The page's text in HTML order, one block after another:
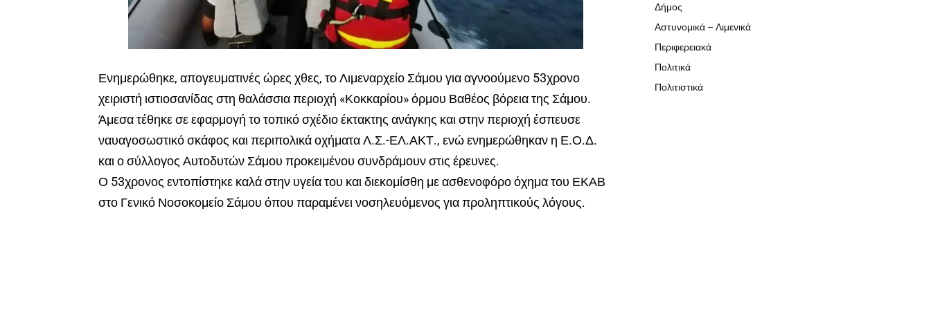
Ενημερώθηκε, απογευματινές ώρες χθες, το Λιμεναρχείο Σάμου για αγνοούμενο 53χρονο
χειριστή ιστιοσανίδας στη θαλάσσια περιοχή «Κοκκαρίου» όρμου Βαθέος βόρεια της Σάμου.
Άμεσα τέθηκε σε εφαρμογή το τοπικό σχέδιο έκτακτης ανάγκης και στην περιοχή έσπευσε
ναυαγοσωστικό σκάφος και περιπολικά οχήματα Λ.Σ.-ΕΛ.ΑΚΤ., ενώ ενημερώθηκαν η Ε.Ο.Δ.
και ο σύλλογος Αυτοδυτών Σάμου προκειμένου συνδράμουν στις έρευνες.
Ο 53χρονος εντοπίστηκε καλά στην υγεία του και διεκομίσθη με ασθενοφόρο όχημα του ΕΚΑΒ
στο Γενικό Νοσοκομείο Σάμου όπου παραμένει νοσηλευόμενος για προληπτικούς λόγους.
Δήμος
Αστυνομικά – Λιμενικά
Περιφερειακά
Πολιτικά
Πολιτιστικά